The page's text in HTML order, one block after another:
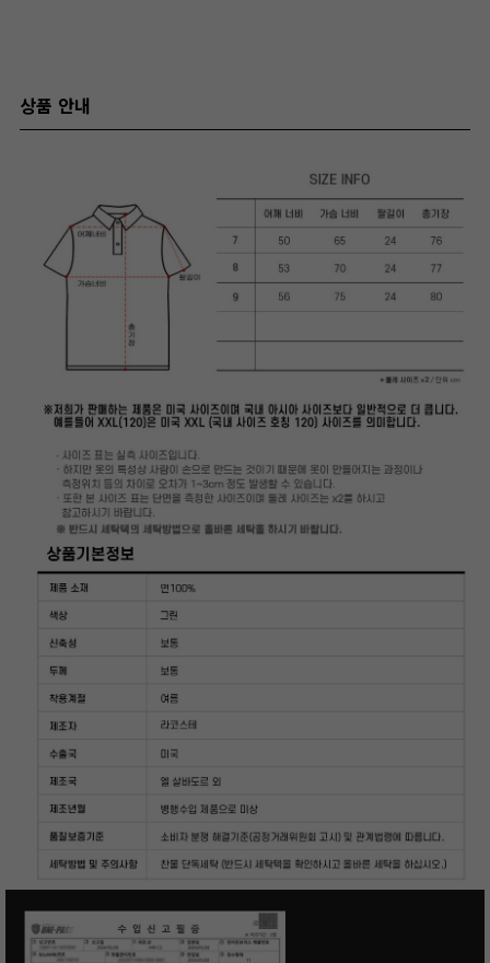
상품 안내